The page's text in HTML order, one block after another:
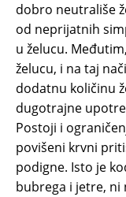
dobro neutrališe
od neprijatnih
u želucu.
želucu, i na taj
dodatnu količinu
dugotrajne
Postoji i
povišeni krvni
podigne. Isto je
bubrega i jetre, ni